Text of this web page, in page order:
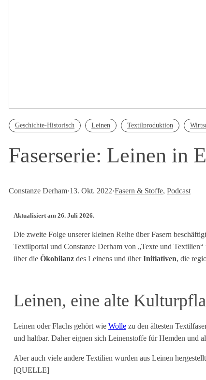
Geschichte-Historisch Leinen Textilproduktion
Faserserie: Leinen in
Constanze Derham·13. Okt. 2022·Fasern & Stoffe, Podcast
Aktualisiert am 26. Juli 2026.
Die zweite Folge unserer kleinen Reihe über Fasern
Textilportal und Constanze Derham von „Texte und Textilien“
über die Ökobilanz des Leinens und überInitiativen, die
Leinen, eine alte
Leinen oder Flachs gehört wie Wolle zu den ältesten
und haltbar. Daher eignen sich Leinenstoffe für Hemden und
Aber auch viele andere Textilien wurden aus Leinen
[QUELLE]